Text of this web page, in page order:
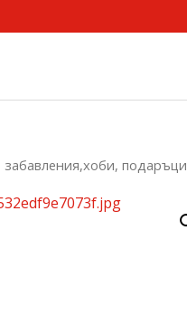
забавления,хоби, подаръци